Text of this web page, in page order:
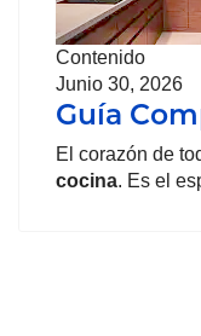
Contenido
Junio 30, 2026
Guía
El corazón de
cocina. Es el